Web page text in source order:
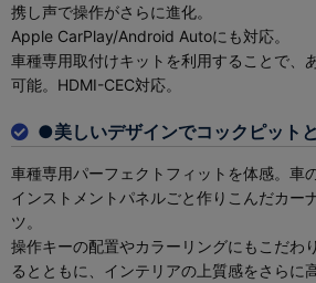
携し声で操作がさらに進化。
Apple CarPlay/Android Autoにも対応。
車種専用取付けキットを利用することで、
可能。HDMI-CEC対応。
●美しいデザインでコックピット
車種専用パーフェクトフィットを体感。車
インストメントパネルごと作りこんだカー
ツ。
操作キーの配置やカラーリングにもこだわ
るとともに、インテリアの上質感をさらに